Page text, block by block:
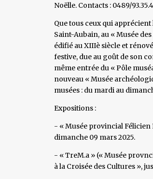
Noëlle. Contacts : 0489/
Que tous ceux qui
Saint-Aubain, au « Musée
édifié au XIIIè siècle et
festive, due au goût de son
même entrée du « Pôle
nouveau « Musée
musées : du mardi au
Expositions :
- « Musée provincial Félicien
dimanche 09 mars 2025.
- « TreM.a » (« Musée
à la Croisée des Cultures »,